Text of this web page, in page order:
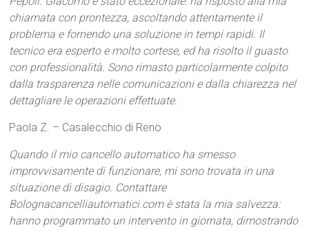
chiamata con prontezza, ascoltando attentamente il
problema e fornendo una soluzione in tempi rapidi. Il
tecnico era esperto e molto cortese, ed ha risolto il guasto
con professionalità. Sono rimasto particolarmente colpito
dalla trasparenza nelle comunicazioni e dalla chiarezza nel
dettagliare le operazioni effettuate.
Paola Z. – Casalecchio di Reno
Quando il mio cancello automatico ha smesso
improvvisamente di funzionare, mi sono trovata in una
situazione di disagio. Contattare
Bolognacancelliautomatici.com è stata la mia salvezza:
hanno programmato un intervento in giornata, dimostrando